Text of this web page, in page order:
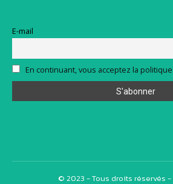
E-mail
En continuant, vous acceptez la
© 2023 - Tous droits réservés